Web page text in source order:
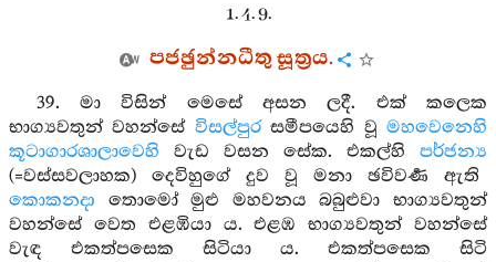
1. 4. 9.
පජඡුන්නධීතු සූත්‍රය.
39. මා විසින් මෙසේ අසන ලදී. එක් කලෙක
භාග්‍යවතුන් වහන්සේ විසල්පුරසමීපයෙහි වූමහවෙනෙහි
කූටාගාරශාලාවෙහි වැඩ වසන සේක. එකල්හි පර්ජන්‍ය
(=වස්සවලාහක) දෙවිහුගේ දුව වූ මනා ඡවිවර්‍ණ ඇති
කොකනදා තොමෝ මුළු මහවනය බබුළුවා භාග්‍යවතුන්
වහන්සේ වෙත එළඹියා ය. එළඹ භාග්‍යවතුන් වහන්සේ
වැඳ එකත්පසෙක සිටියා ය. එකත්පසෙක සිටි